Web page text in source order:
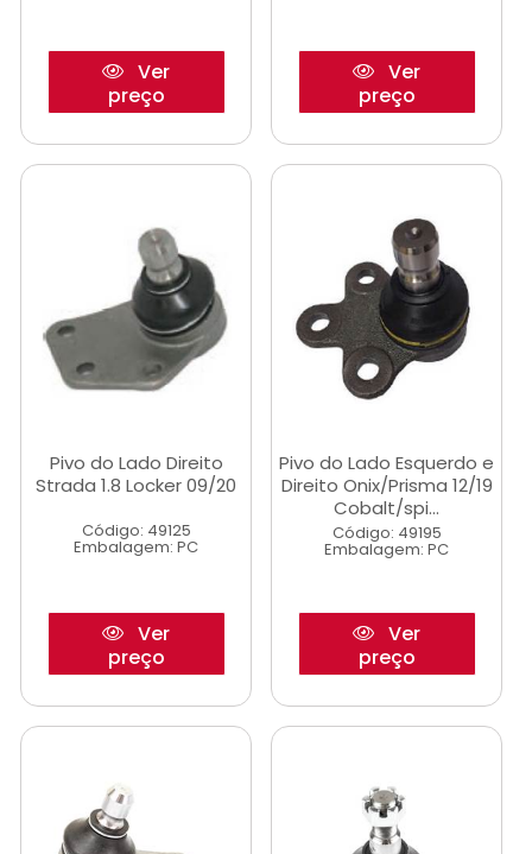
Ver
preço
Ver
preço
Pivo do Lado Direito
Strada 1.8 Locker 09/20
Código: 49125
Embalagem: PC
Ver
preço
Pivo do Lado Esquerdo e
Direito Onix/Prisma 12/19
Cobalt/spi...
Código: 49195
Embalagem: PC
Ver
preço